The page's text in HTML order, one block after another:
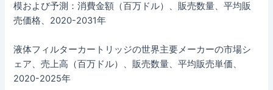
模および予測：消費金額（百万ドル）、販売数量、平均販
売価格、2020-2031年
液体フィルターカートリッジの世界主要メーカーの市場シ
ェア、売上高（百万ドル）、販売数量、平均販売単価、
2020-2025年